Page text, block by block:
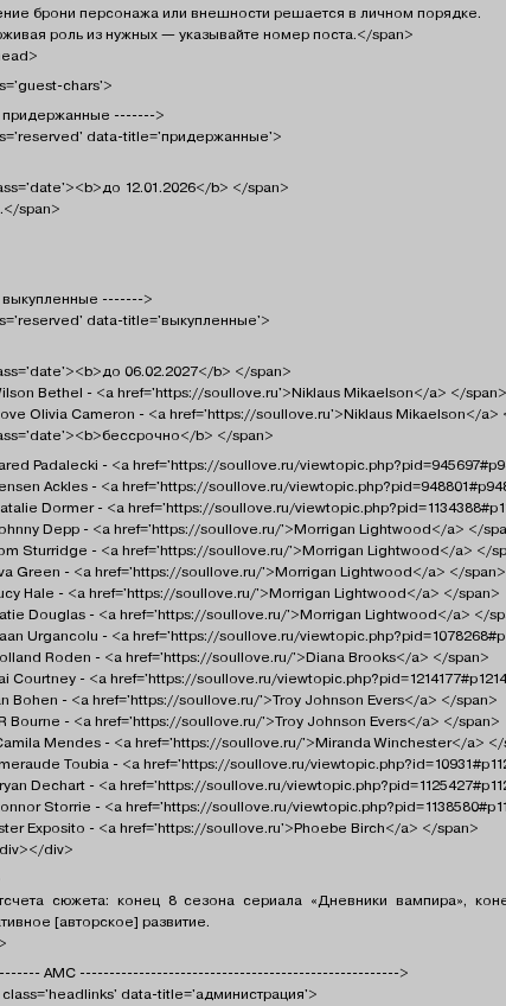
брони персонажа или внешности решается в личном порядке.
роль из нужных — указывайте номер поста.</span>
chars'>
------->
data-title='придержанные'>
12.01.2026</b> </span>
span>
------->
data-title='выкупленные'>
06.02.2027</b> </span>
Bethel - <a href='https://soullove.ru'>Niklaus Mikaelson</a> </span>
Olivia Cameron - <a href='https://soullove.ru'>Niklaus Mikaelson</a>
b> </span>
Padalecki - <a href='https://soullove.ru/
Ackles - <a href='https://soullove.ru/
Dormer - <a href='https://soullove.ru/
Depp - <a href='https://soullove.ru/'>Morrigan Lightwood</a> </
Sturridge - <a href='https://soullove.ru/'>Morrigan Lightwood</a> </
Green - <a href='https://soullove.ru/'>Morrigan Lightwood</a> </span>
Hale - <a href='https://soullove.ru/'>Morrigan Lightwood</a> </span>
Douglas - <a href='https://soullove.ru/'>Morrigan Lightwood</a> </
Urgancolu - <a href='https://soullove.ru/
Roden - <a href='https://soullove.ru/'>Diana Brooks</a> </span>
Courtney - <a href='https://soullove.ru/
Bohen - <a href='https://soullove.ru/'>Troy Johnson Evers</a> </span>
Bourne - <a href='https://soullove.ru/'>Troy Johnson Evers</a> </span>
Mendes - <a href='https://soullove.ru/'>Miranda Winchester</a> </
Toubia - <a href='https://soullove.ru/
Dechart - <a href='https://soullove.ru/
Storrie - <a href='https://soullove.ru/
Exposito - <a href='https://soullove.ru'>Phoebe Birch</a> </span>
div>
сюжета: конец 8 сезона сериала «Дневники вампира»,
[авторское] развитие.
АМС ------------------------------------------------------>
data-title='администрация'>